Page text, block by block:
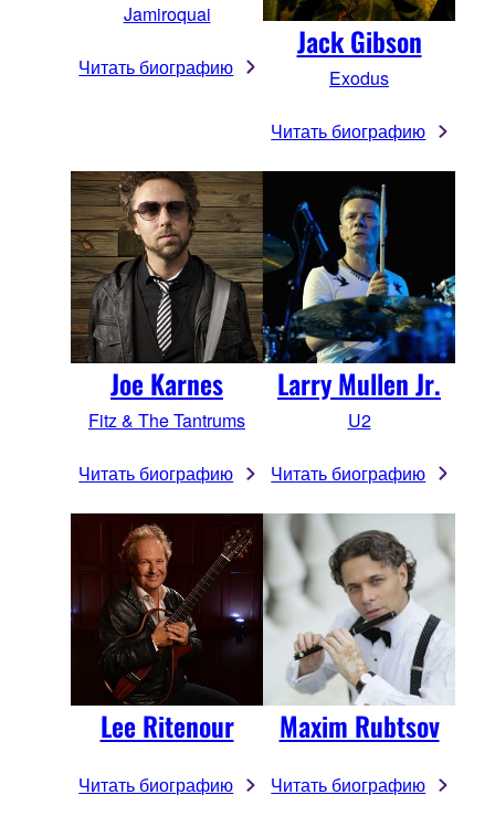
Jamiroquai
Читать биографию
Jack Gibson
Exodus
Читать биографию
Joe Karnes
Fitz & The Tantrums
Читать биографию
Larry Mullen Jr.
U2
Читать биографию
Lee Ritenour
Читать биографию
Maxim Rubtsov
Читать биографию